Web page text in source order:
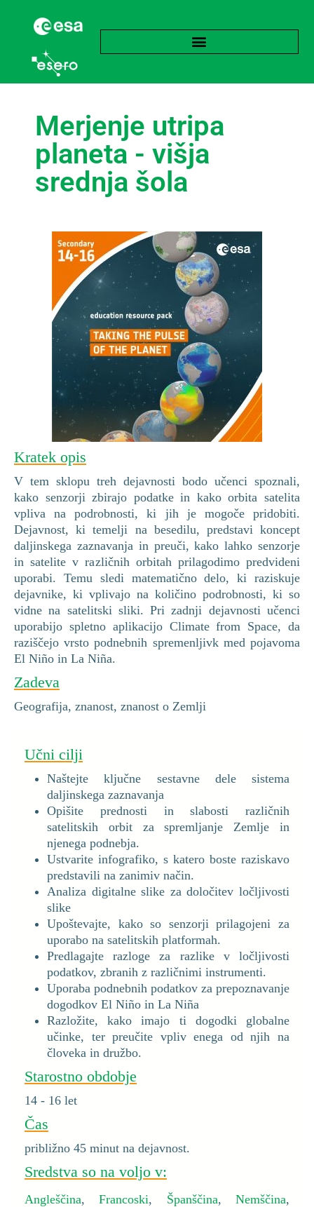
Merjenje utripa
planeta - višja
srednja šola
Kratek opis
V tem sklopu treh dejavnosti bodo učenci spoznali,
kako senzorji zbirajo podatke in kako orbita satelita
vpliva na podrobnosti, ki jih je mogoče pridobiti.
Dejavnost, ki temelji na besedilu, predstavi koncept
daljinskega zaznavanja in preuči, kako lahko senzorje
in satelite v različnih orbitah prilagodimo predvideni
uporabi. Temu sledi matematično delo, ki raziskuje
dejavnike, ki vplivajo na količino podrobnosti, ki so
vidne na satelitski sliki. Pri zadnji dejavnosti učenci
uporabijo spletno aplikacijo Climate from Space, da
raziščejo vrsto podnebnih spremenljivk med pojavoma
El Niño in La Niña.
Zadeva
Geografija, znanost, znanost o Zemlji
Učni cilji
Naštejte ključne sestavne dele sistema
daljinskega zaznavanja
Opišite prednosti in slabosti različnih
satelitskih orbit za spremljanje Zemlje in
njenega podnebja.
Ustvarite infografiko, s katero boste raziskavo
predstavili na zanimiv način.
Analiza digitalne slike za določitev ločljivosti
slike
Upoštevajte, kako so senzorji prilagojeni za
uporabo na satelitskih platformah.
Predlagajte razloge za razlike v ločljivosti
podatkov, zbranih z različnimi instrumenti.
Uporaba podnebnih podatkov za prepoznavanje
dogodkov El Niño in La Niña
Razložite, kako imajo ti dogodki globalne
učinke, ter preučite vpliv enega od njih na
človeka in družbo.
Starostno obdobje
14 - 16 let
Čas
približno 45 minut na dejavnost.
Sredstva so na voljo v:
Angleščina,Francoski, Španščina,Nemščina,